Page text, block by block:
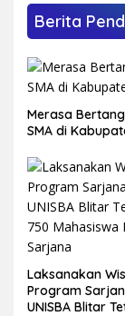
Berita
Merasa
SMA di
Laksanakan
Program
UNISBA Blitar